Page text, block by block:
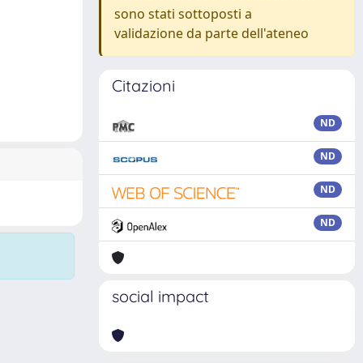
sono stati sottoposti a
validazione da parte dell'ateneo
Citazioni
ND
ND
ND
ND
social impact